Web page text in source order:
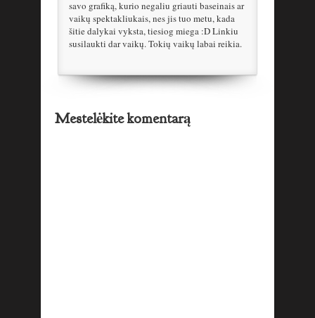
savo grafiką, kurio negaliu griauti baseinais ar
vaikų spektakliukais, nes jis tuo metu, kada
šitie dalykai vyksta, tiesiog miega :D Linkiu
susilaukti dar vaikų. Tokių vaikų labai reikia.
Mestelėkite komentarą